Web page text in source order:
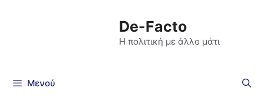
De-Facto
Η πολιτική με άλλο μάτι
Μενού